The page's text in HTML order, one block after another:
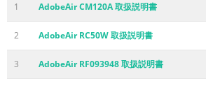
1 AdobeAir CM120A 取扱説明書
2 AdobeAir RC50W 取扱説明書
3 AdobeAir RF093948 取扱説明書